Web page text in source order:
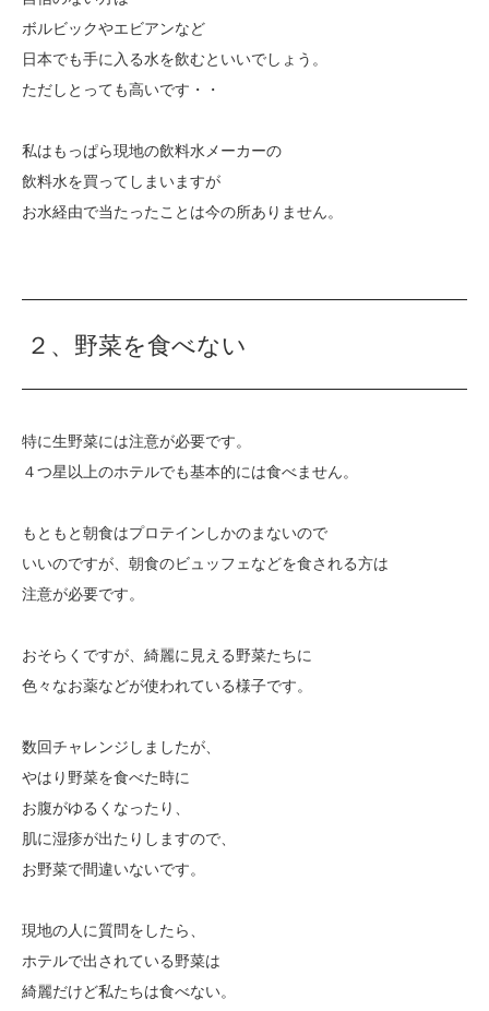
ボルビックやエビアンなど
日本でも手に入る水を飲むといいでしょう。
ただしとっても高いです・・
私はもっぱら現地の飲料水メーカーの
飲料水を買ってしまいますが
お水経由で当たったことは今の所ありません。
２、野菜を食べない
特に生野菜には注意が必要です。
４つ星以上のホテルでも基本的には食べません。
もともと朝食はプロテインしかのまないので
いいのですが、朝食のビュッフェなどを食される方は
注意が必要です。
おそらくですが、綺麗に見える野菜たちに
色々なお薬などが使われている様子です。
数回チャレンジしましたが、
やはり野菜を食べた時に
お腹がゆるくなったり、
肌に湿疹が出たりしますので、
お野菜で間違いないです。
現地の人に質問をしたら、
ホテルで出されている野菜は
綺麗だけど私たちは食べない。